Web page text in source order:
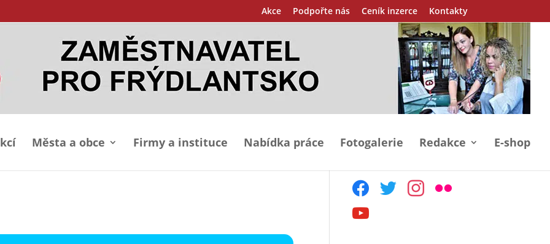
Akce Podpořte nás Ceník inzerce Kontakty
Města a obce Firmy a instituce Nabídka práce Fotogalerie Redakce E-shop
facebooktwitter instagram
flickr
youtube